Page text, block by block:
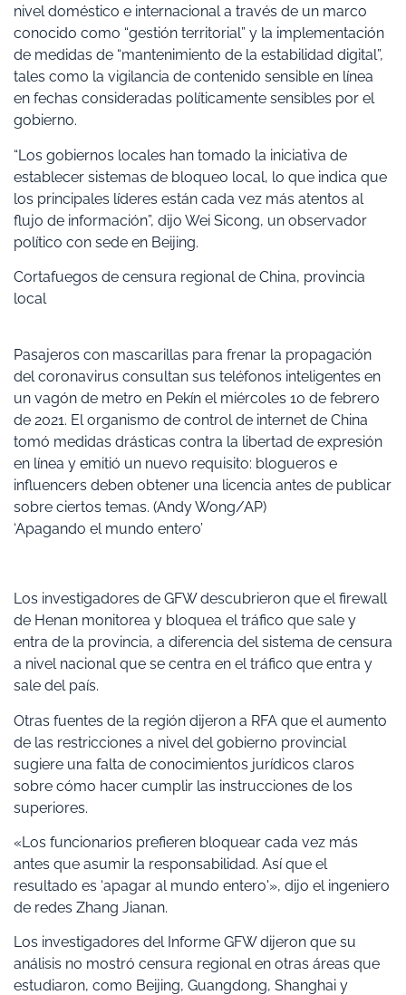
nivel doméstico e internacional a través de un marco
conocido como “gestión territorial” y la implementación
de medidas de “mantenimiento de la estabilidad digital”,
tales como la vigilancia de contenido sensible en línea
en fechas consideradas políticamente sensibles por el
gobierno.
“Los gobiernos locales han tomado la iniciativa de
establecer sistemas de bloqueo local, lo que indica que
los principales líderes están cada vez más atentos al
flujo de información”, dijo Wei Sicong, un observador
político con sede en Beijing.
Cortafuegos de censura regional de China, provincia
local
Pasajeros con mascarillas para frenar la propagación
del coronavirus consultan sus teléfonos inteligentes en
un vagón de metro en Pekín el miércoles 10 de febrero
de 2021. El organismo de control de internet de China
tomó medidas drásticas contra la libertad de expresión
en línea y emitió un nuevo requisito: blogueros e
influencers deben obtener una licencia antes de publicar
sobre ciertos temas. (Andy Wong/AP)
‘Apagando el mundo entero’
Los investigadores de GFW descubrieron que el firewall
de Henan monitorea y bloquea el tráfico que sale y
entra de la provincia, a diferencia del sistema de censura
a nivel nacional que se centra en el tráfico que entra y
sale del país.
Otras fuentes de la región dijeron a RFA que el aumento
de las restricciones a nivel del gobierno provincial
sugiere una falta de conocimientos jurídicos claros
sobre cómo hacer cumplir las instrucciones de los
superiores.
«Los funcionarios prefieren bloquear cada vez más
antes que asumir la responsabilidad. Así que el
resultado es ‘apagar al mundo entero'», dijo el ingeniero
de redes Zhang Jianan.
Los investigadores del Informe GFW dijeron que su
análisis no mostró censura regional en otras áreas que
estudiaron, como Beijing, Guangdong, Shanghai y